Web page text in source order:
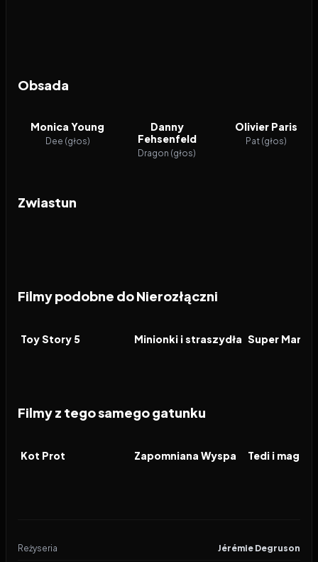
Obsada
Monica Young
Dee (głos)
Danny
Fehsenfeld
Dragon (głos)
Olivier Paris
Pat (głos)
Zwiastun
Filmy podobne do Nierozłączni
FILM
Toy Story 5 FILM
Minionki i straszydła FILM
Filmy z tego samego gatunku
FILM
Kot Prot FILM
Zapomniana Wyspa FILM
Reżyseria Jérémie Degruson